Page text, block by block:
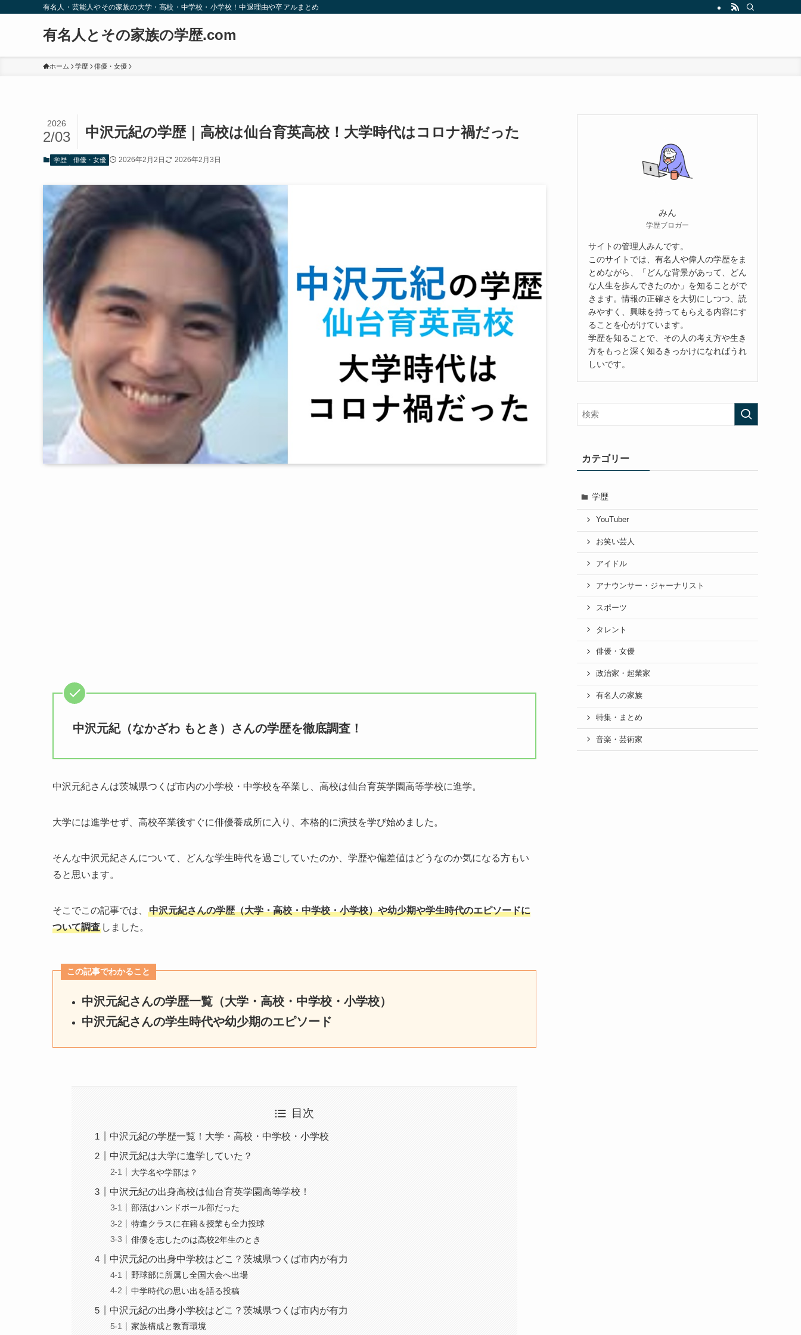
有名人・芸能人やその家族の大学・高校・中学校・小学校！中退理由や卒アルまとめ
有名人とその家族の学歴.com
ホーム 学歴 俳優・女優
中沢元紀の学歴｜高校は仙台育英高校！大学時代はコロナ禍だった
2026
2/03
学歴 俳優・女優 2026年2月2日 2026年2月3日
中沢元紀（なかざわ もとき）さんの学歴を徹底調査！
中沢元紀さんは茨城県つくば市内の小学校・中学校を卒業し、高校は仙台育英学園高等学校に進学。
大学には進学せず、高校卒業後すぐに俳優養成所に入り、本格的に演技を学び始めました。
そんな中沢元紀さんについて、どんな学生時代を過ごしていたのか、学歴や偏差値はどうなのか気になる方もい
ると思います。
そこでこの記事では、
中沢元紀さんの学歴（大学・高校・中学校・小学校）や幼少期や学生時代のエピソードに
ついて調査 しました。
この記事でわかること
中沢元紀さんの学歴一覧（大学・高校・中学校・小学校）
中沢元紀さんの学生時代や幼少期のエピソード
目次
中沢元紀の学歴一覧！大学・高校・中学校・小学校
中沢元紀は大学に進学していた？
大学名や学部は？
中沢元紀の出身高校は仙台育英学園高等学校！
部活はハンドボール部だった
特進クラスに在籍＆授業も全力投球
俳優を志したのは高校2年生のとき
中沢元紀の出身中学校はどこ？茨城県つくば市内が有力
野球部に所属し全国大会へ出場
中学時代の思い出を語る投稿
中沢元紀の出身小学校はどこ？茨城県つくば市内が有力
家族構成と教育環境
みん
学歴ブロガー
サイトの管理人みんです。
このサイトでは、有名人や偉人の学歴をま
とめながら、「どんな背景があって、どん
な人生を歩んできたのか」を知ることがで
きます。情報の正確さを大切にしつつ、読
みやすく、興味を持ってもらえる内容にす
ることを心がけています。
学歴を知ることで、その人の考え方や生き
方をもっと深く知るきっかけになればうれ
しいです。
カテゴリー
学歴
YouTuber
お笑い芸人
アイドル
アナウンサー・ジャーナリスト
スポーツ
タレント
俳優・女優
政治家・起業家
有名人の家族
特集・まとめ
音楽・芸術家